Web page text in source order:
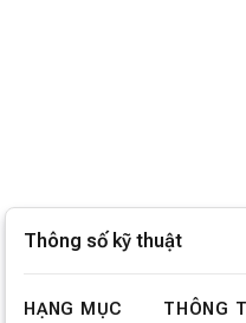
Thông số kỹ thuật
HẠNG MỤC THÔNG